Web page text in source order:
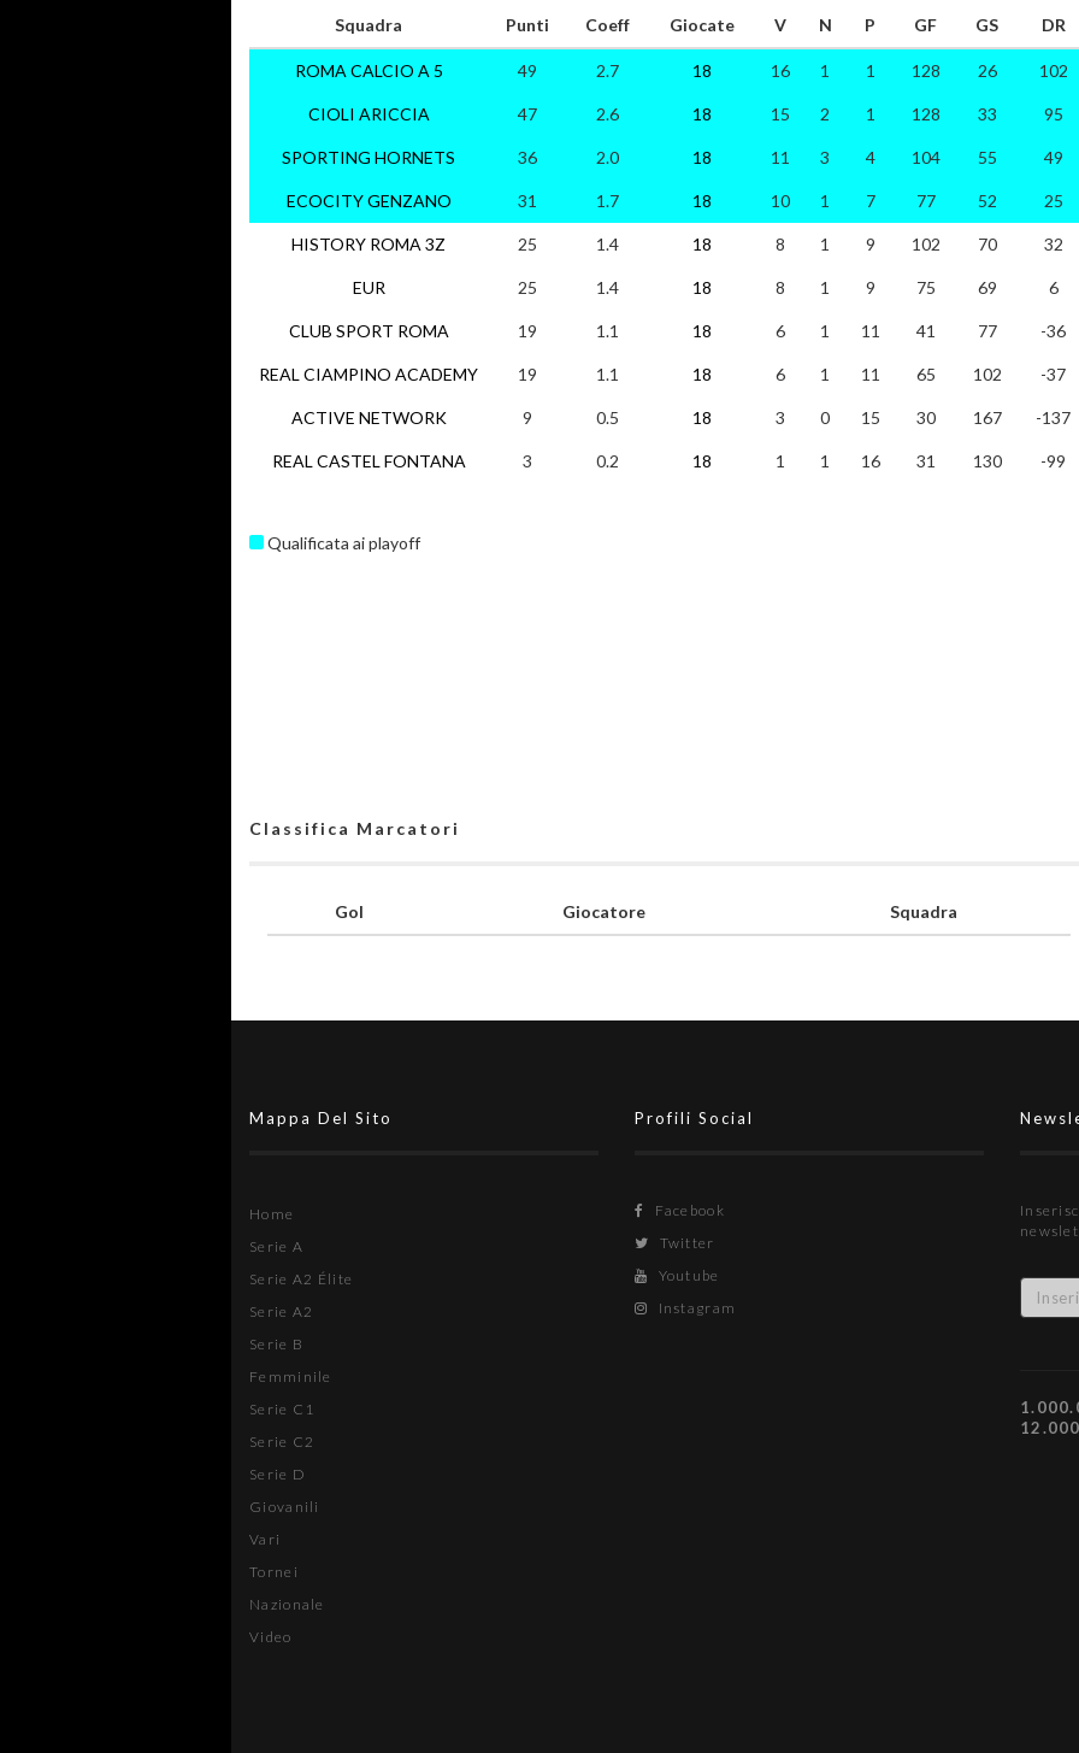
Squadra
ROMA CALCIO A 5
CIOLI ARICCIA
SPORTING HORNETS
ECOCITY GENZANO
HISTORY ROMA 3Z
EUR
CLUB SPORT ROMA
REAL CIAMPINO ACADEMY
ACTIVE NETWORK
REAL CASTEL FONTANA
Punti Coeff Giocate V N P GF GS DR
49 2.7 18 16 1 1 128 26 102
47 2.6 18 15 2 1 128 33 95
36 2.0 18 11 3 4 104 55 49
31 1.7 18 10 1 7 77 52 25
25 1.4 18 8 1 9 102 70 32
25 1.4 18 8 1 9 75 69 6
19 1.1 18 6 1 11 41 77 -36
19 1.1 18 6 1 11 65 102 -37
9 0.5 18 3 0 15 30 167 -137
3 0.2 18 1 1 16 31 130 -99
Qualificata ai playoff
Classifica Marcatori
Gol Giocatore Squadra
Mappa Del Sito
Home
Serie A
Serie A2 Élite
Serie A2
Serie B
Femminile
Serie C1
Serie C2
Serie D
Giovanili
Vari
Tornei
Nazionale
Video
Profili Social
Facebook
Twitter
Youtube
Instagram